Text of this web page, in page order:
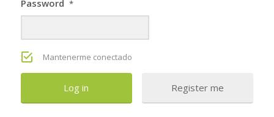
Password *
Mantenerme conectado
Register me